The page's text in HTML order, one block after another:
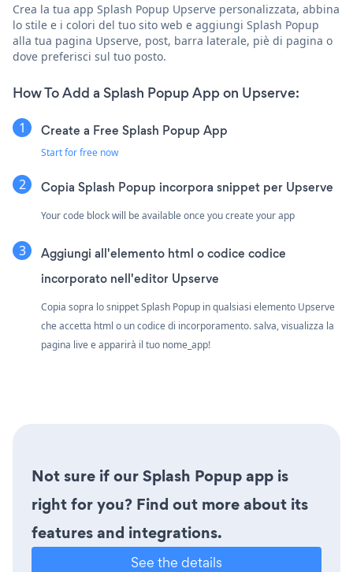
Crea la tua app Splash Popup Upserve personalizzata, abbina
lo stile e i colori del tuo sito web e aggiungi Splash Popup
alla tua pagina Upserve, post, barra laterale, piè di pagina o
dove preferisci sul tuo posto.
How To Add a Splash Popup App on Upserve:
Create a Free Splash Popup App
Start for free now
Copia Splash Popup incorpora snippet per Upserve
Your code block will be available once you create your app
Aggiungi all'elemento html o codice codice
incorporato nell'editor Upserve
Copia sopra lo snippet Splash Popup in qualsiasi elemento Upserve
che accetta html o un codice di incorporamento. salva, visualizza la
pagina live e apparirà il tuo nome_app!
Not sure if our Splash Popup app is
right for you? Find out more about its
features and integrations.
See the details